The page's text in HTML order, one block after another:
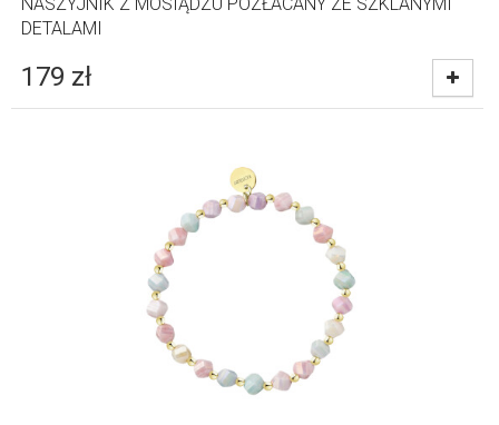
DETALAMI
179 zł